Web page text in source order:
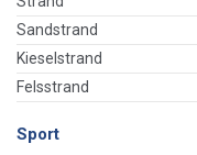
Sandstrand
Kieselstrand
Felsstrand
Sport